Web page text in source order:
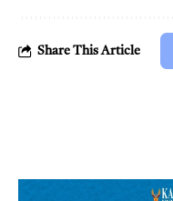
Share This Article